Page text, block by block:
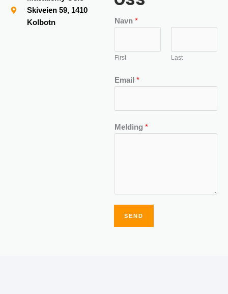
Skiveien 59, 1410
Kolbotn
Navn *
First Last
Email *
Melding *
SEND